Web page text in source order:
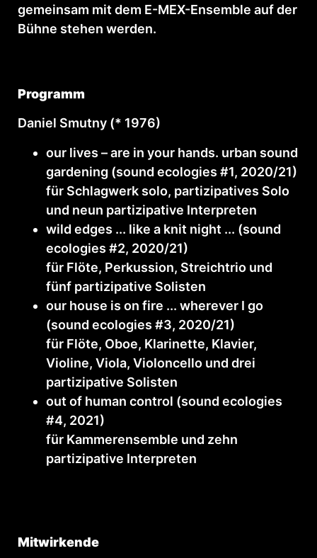
gemeinsam mit dem E-MEX-Ensemble auf der
Bühne stehen werden.
Programm
Daniel Smutny (* 1976)
our lives – are in your hands. urban sound
gardening (sound ecologies #1, 2020/21)
für Schlagwerk solo, partizipatives Solo
und neun partizipative Interpreten
wild edges ... like a knit night ... (sound
ecologies #2, 2020/21)
für Flöte, Perkussion, Streichtrio und
fünf partizipative Solisten
our house is on fire ... wherever I go
(sound ecologies #3, 2020/21)
für Flöte, Oboe, Klarinette, Klavier,
Violine, Viola, Violoncello und drei
partizipative Solisten
out of human control (sound ecologies
#4, 2021)
für Kammerensemble und zehn
partizipative Interpreten
Mitwirkende